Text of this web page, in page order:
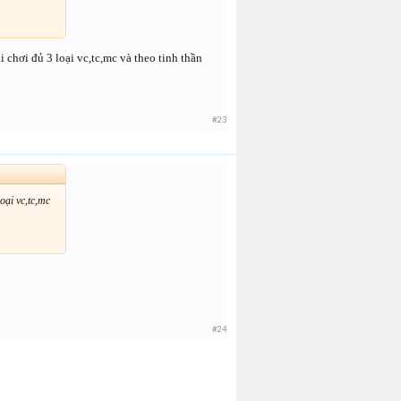
chơi đủ 3 loại vc,tc,mc và theo tinh thần
#23
vc,tc,mc
#24